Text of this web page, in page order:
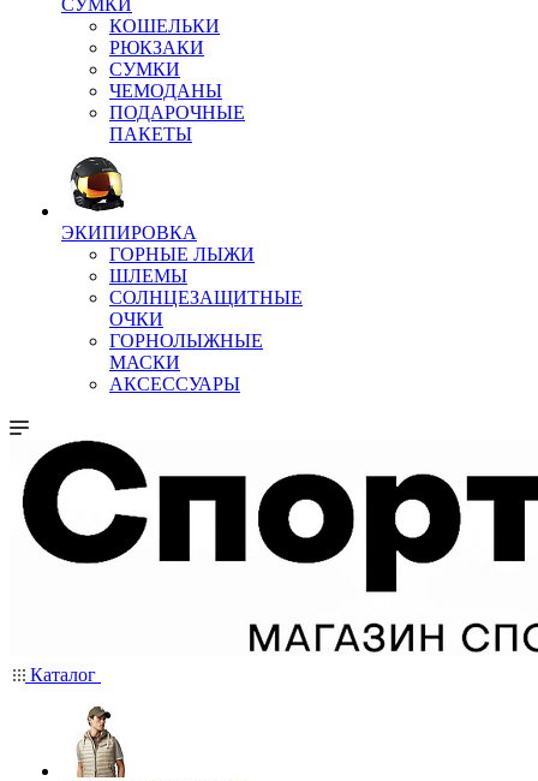
СУМКИ
КОШЕЛЬКИ
РЮКЗАКИ
СУМКИ
ЧЕМОДАНЫ
ПОДАРОЧНЫЕ
ПАКЕТЫ
ЭКИПИРОВКА
ГОРНЫЕ ЛЫЖИ
ШЛЕМЫ
СОЛНЦЕЗАЩИТНЫЕ
ОЧКИ
ГОРНОЛЫЖНЫЕ
МАСКИ
АКСЕССУАРЫ
Каталог